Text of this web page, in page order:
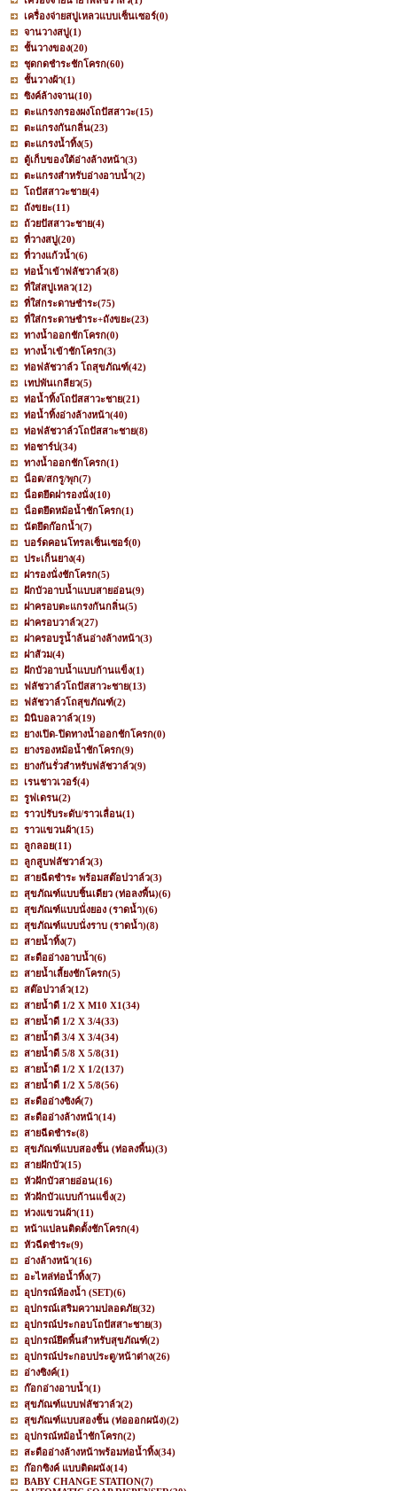
เครื่องจ่ายสบู่เหลวแบบเซ็นเซอร์(0)
จานวางสบู่(1)
ชั้นวางของ(20)
ชุดกดชำระชักโครก(60)
ชั้นวางผ้า(1)
ซิงค์ล้างจาน(10)
ตะแกรงกรองผงโถปัสสาวะ(15)
ตะแกรงกันกลิ่น(23)
ตะแกรงน้ำทิ้ง(5)
ตู้เก็บของใต้อ่างล้างหน้า(3)
ตะแกรงสำหรับอ่างอาบน้ำ(2)
โถปัสสาวะชาย(4)
ถังขยะ(11)
ถ้วยปัสสาวะชาย(4)
ที่วางสบู่(20)
ที่วางแก้วน้ำ(6)
ท่อน้ำเข้าฟลัชวาล์ว(8)
ที่ใส่สบู่เหลว(12)
ที่ใส่กระดาษชำระ(75)
ที่ใส่กระดาษชำระ+ถังขยะ(23)
ทางน้ำออกชักโครก(0)
ทางน้ำเข้าชักโครก(3)
ท่อฟลัชวาล์ว โถสุขภัณฑ์(42)
เทปพันเกลียว(5)
ท่อน้ำทิ้งโถปัสสาวะชาย(21)
ท่อน้ำทิ้งอ่างล้างหน้า(40)
ท่อฟลัชวาล์วโถปัสสาะชาย(8)
ท่อชาร์ป(34)
ทางน้ำออกชักโครก(1)
น็อต/สกรู/พุก(7)
น็อตยึดฝารองนั่ง(10)
น็อตยึดหม้อน้ำชักโครก(1)
นัตยึดก๊อกน้ำ(7)
บอร์ดคอนโทรลเซ็นเซอร์(0)
ประเก็นยาง(4)
ฝารองนั่งชักโครก(5)
ฝักบัวอาบน้ำแบบสายอ่อน(9)
ฝาครอบตะแกรงกันกลิ่น(5)
ฝาครอบวาล์ว(27)
ฝาครอบรูน้ำล้นอ่างล้างหน้า(3)
ฝาส้วม(4)
ฝักบัวอาบน้ำแบบก้านแข็ง(1)
ฟลัชวาล์วโถปัสสาวะชาย(13)
ฟลัชวาล์วโถสุขภัณฑ์(2)
มินิบอลวาล์ว(19)
ยางเปิด-ปิดทางน้ำออกชักโครก(0)
ยางรองหม้อน้ำชักโครก(9)
ยางกันรั่วสำหรับฟลัชวาล์ว(9)
เรนชาวเวอร์(4)
รูฟเดรน(2)
ราวปรับระดับ/ราวเลื่อน(1)
ราวแขวนผ้า(15)
ลูกลอย(11)
ลูกสูบฟลัชวาล์ว(3)
สายฉีดชำระ พร้อมสต๊อปวาล์ว(3)
สุขภัณฑ์แบบชิ้นเดียว (ท่อลงพื้น)(6)
สุขภัณฑ์แบบนั่งยอง (ราดน้ำ)(6)
สุขภัณฑ์แบบนั่งราบ (ราดน้ำ)(8)
สายน้ำทิ้ง(7)
สะดืออ่างอาบน้ำ(6)
สายน้ำเลี้ยงชักโครก(5)
สต๊อปวาล์ว(12)
สายน้ำดี 1/2 X M10 X1(34)
สายน้ำดี 1/2 X 3/4(33)
สายน้ำดี 3/4 X 3/4(34)
สายน้ำดี 5/8 X 5/8(31)
สายน้ำดี 1/2 X 1/2(137)
สายน้ำดี 1/2 X 5/8(56)
สะดืออ่างซิงค์(7)
สะดืออ่างล้างหน้า(14)
สายฉีดชำระ(8)
สุขภัณฑ์แบบสองชิ้น (ท่อลงพื้น)(3)
สายฝักบัว(15)
หัวฝักบัวสายอ่อน(16)
หัวฝักบัวแบบก้านแข็ง(2)
ห่วงแขวนผ้า(11)
หน้าแปลนติดตั้งชักโครก(4)
หัวฉีดชำระ(9)
อ่างล้างหน้า(16)
อะไหล่ท่อน้ำทิ้ง(7)
อุปกรณ์ห้องน้ำ (SET)(6)
อุปกรณ์เสริมความปลอดภัย(32)
อุปกรณ์ประกอบโถปัสสาะชาย(3)
อุปกรณ์ยึดพื้นสำหรับสุขภัณฑ์(2)
อุปกรณ์ประกอบประตู/หน้าต่าง(26)
อ่างซิงค์(1)
ก๊อกอ่างอาบน้ำ(1)
สุขภัณฑ์แบบฟลัชวาล์ว(2)
สุขภัณฑ์แบบสองชิ้น (ท่อออกผนัง)(2)
อุปกรณ์หม้อน้ำชักโครก(2)
สะดืออ่างล้างหน้าพร้อมท่อน้ำทิ้ง(34)
ก๊อกซิงค์ แบบติดผนัง(14)
BABY CHANGE STATION(7)